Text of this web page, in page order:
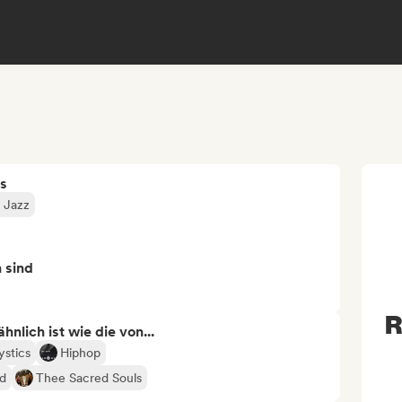
sind
ist wie die von...
Hiphop
Thee Sacred Souls